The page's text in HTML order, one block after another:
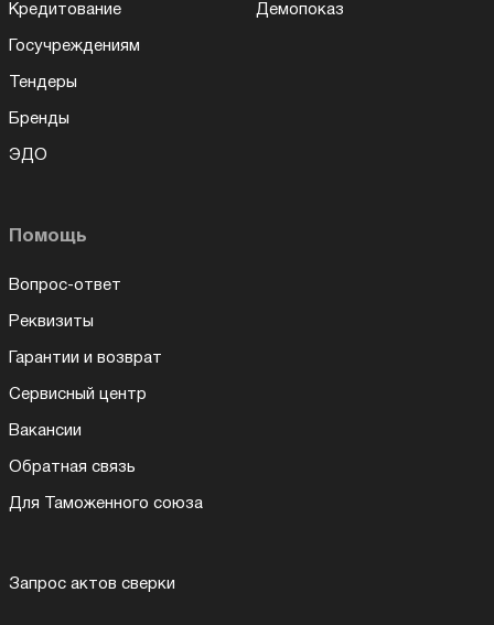
Кредитование
Госучреждениям
Тендеры
Бренды
ЭДО
Демопоказ
Помощь
Вопрос-ответ
Реквизиты
Гарантии и возврат
Сервисный центр
Вакансии
Обратная связь
Для Таможенного союза
Запрос актов сверки